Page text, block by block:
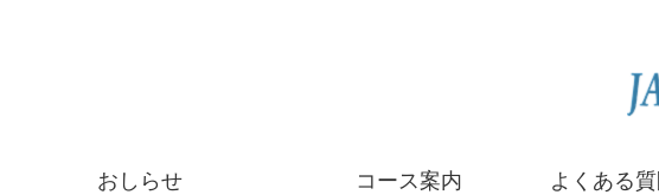
おしらせ
コース案内
よくある